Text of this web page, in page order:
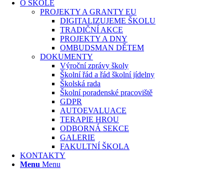
O ŠKOLE
PROJEKTY A GRANTY EU
DIGITALIZUJEME ŠKOLU
TRADIČNÍ AKCE
PROJEKTY A DNY
OMBUDSMAN DĚTEM
DOKUMENTY
Výroční zprávy školy
Školní řád a řád školní jídelny
Školská rada
Školní poradenské pracoviště
GDPR
AUTOEVALUACE
TERAPIE HROU
ODBORNÁ SEKCE
GALERIE
FAKULTNÍ ŠKOLA
KONTAKTY
Menu Menu